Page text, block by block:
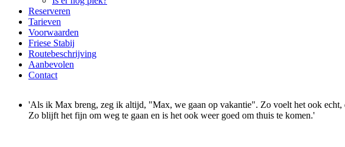
Reserveren
Tarieven
Voorwaarden
Friese Stabij
Routebeschrijving
Aanbevolen
Contact
'Als ik Max breng, zeg ik altijd, "Max, we gaan op vakantie". Zo voelt het ook
Zo blijft het fijn om weg te gaan en is het ook weer goed om thuis te komen.'